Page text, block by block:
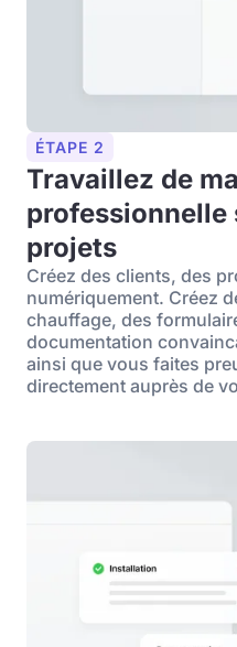
ÉTAPE 2
Travaillez de
professionnelle
projets
Créez des clients, des
numériquement. Créez
chauffage, des
documentation
ainsi que vous faites
directement auprès de